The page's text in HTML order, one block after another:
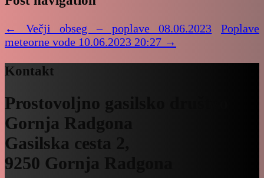
← Večji obseg – poplave 08.06.2023
Poplave
meteorne vode 10.06.2023 20:27 →
Kontakt
Prostovoljno gasilsko društvo
Gornja Radgona
Gasilska cesta 2,
9250 Gornja Radgona